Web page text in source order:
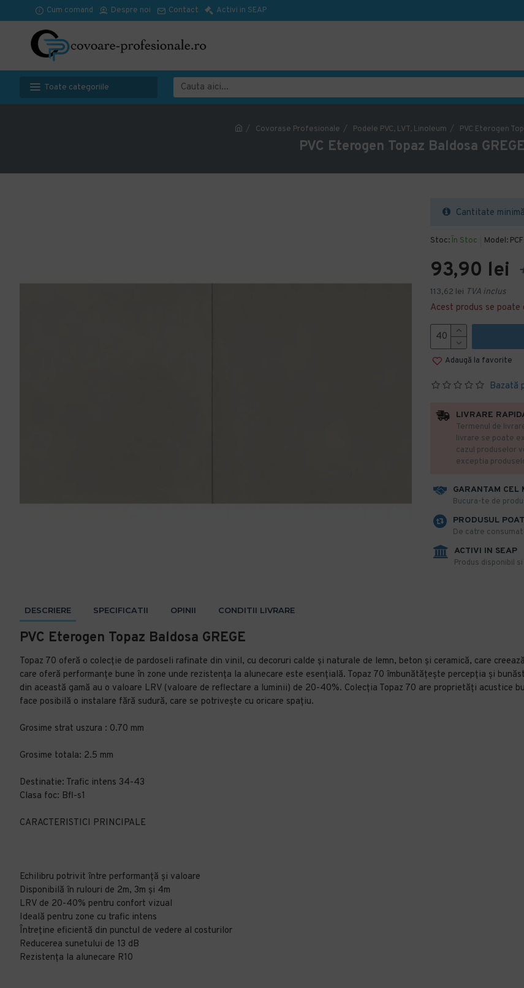
Cum comand Despre noi Contact Activi in SEAP
Toate categoriile
Covorase Profesionale Podele PVC, LVT, Linoleum PVC Eterogen
PVC Eterogen Topaz Baldosa GREGE
Stoc: În Stoc Model:
Bazată
93,90 lei
113,62 lei TVA inclus
Acest produs se poate
Adaugă la favorite
Cantitate
GARANTAM CEL
​Bucura-te de
PRODUSUL
De catre
ACTIVI IN SEAP
Produs disponibil
LIVRARE
Termenul de
livrare se poate
cazul produselor
exceptia
DESCRIERE SPECIFICATII OPINII CONDITII LIVRARE
PVC Eterogen Topaz Baldosa GREGE
Topaz 70 oferă o colecție de pardoseli rafinate din vinil, cu decoruri calde și naturale de lemn, beton și ceramică, care
care oferă performanțe bune în zone unde rezistența la alunecare este esențială. Topaz 70 îmbunătățește percepția și
din această gamă au o valoare LRV (valoare de reflectare a luminii) de 20-40%. Colecția Topaz 70 are proprietăți acustice
face posibilă o instalare fără sudură, care se potrivește cu oricare spațiu.
Grosime strat uszura : 0.70 mm
Grosime totala: 2.5 mm
Destinatie: Trafic intens 34-43
Clasa foc: Bfl-s1
CARACTERISTICI PRINCIPALE
Echilibru potrivit între performanță și valoare
Disponibilă în rulouri de 2m, 3m și 4m
LRV de 20-40% pentru confort vizual
Ideală pentru zone cu trafic intens
Întreține eficientă din punctul de vedere al costurilor
Reducerea sunetului de 13 dB
Rezistența la alunecare R10